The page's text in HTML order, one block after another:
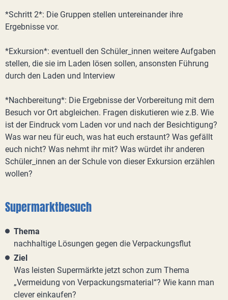
*Schritt 2*: Die Gruppen stellen untereinander ihre
Ergebnisse vor.
*Exkursion*: eventuell den Schüler_innen weitere Aufgaben
stellen, die sie im Laden lösen sollen, ansonsten Führung
durch den Laden und Interview
*Nachbereitung*: Die Ergebnisse der Vorbereitung mit dem
Besuch vor Ort abgleichen. Fragen diskutieren wie z.B. Wie
ist der Eindruck vom Laden vor und nach der Besichtigung?
Was war neu für euch, was hat euch erstaunt? Was gefällt
euch nicht? Was nehmt ihr mit? Was würdet ihr anderen
Schüler_innen an der Schule von dieser Exkursion erzählen
wollen?
Supermarktbesuch
Thema
nachhaltige Lösungen gegen die Verpackungsflut
Ziel
Was leisten Supermärkte jetzt schon zum Thema
„Vermeidung von Verpackungsmaterial“? Wie kann man
clever einkaufen?